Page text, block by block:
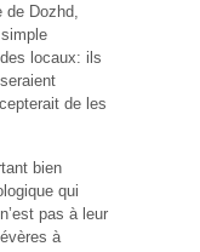
de Dozhd,
locaux: ils
de les
bien
qui
pas à leur
à